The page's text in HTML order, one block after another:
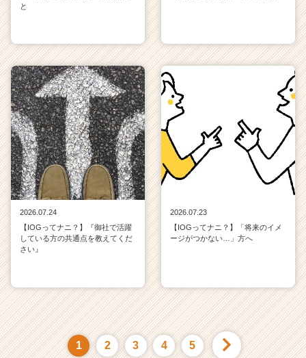
と
2026.07.24
【IOGってナニ？】『御社で活躍
している方の共通点を教えてくだ
さい』
2026.07.23
【IOGってナニ？】「将来のイメ
ージがつかない…」方へ
1 2 3 4 5